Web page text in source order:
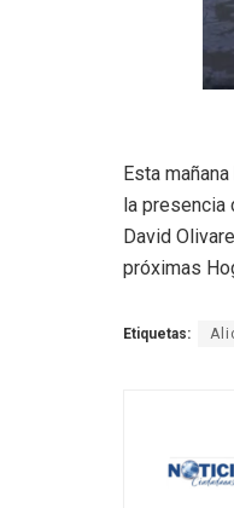
Esta
la
David
próximas
Etiquetas: